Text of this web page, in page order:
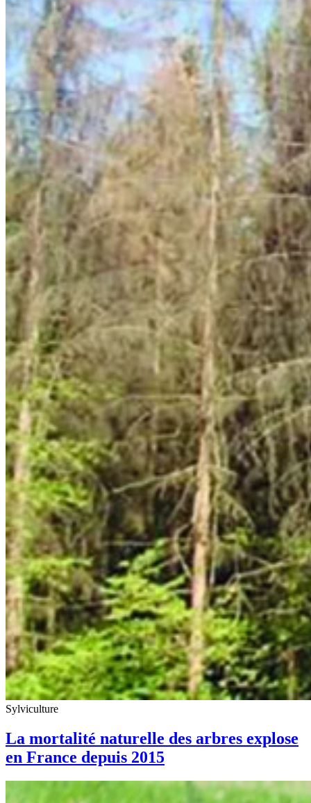
Sylviculture
La mortalité naturelle des arbres explose
en France depuis 2015